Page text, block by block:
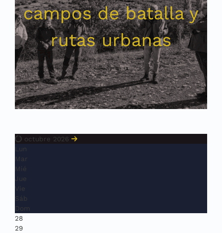
campos de batalla y
rutas urbanas
octubre 2026
Lun
Mar
Mié
Jue
Vie
Sáb
Dom
28
29